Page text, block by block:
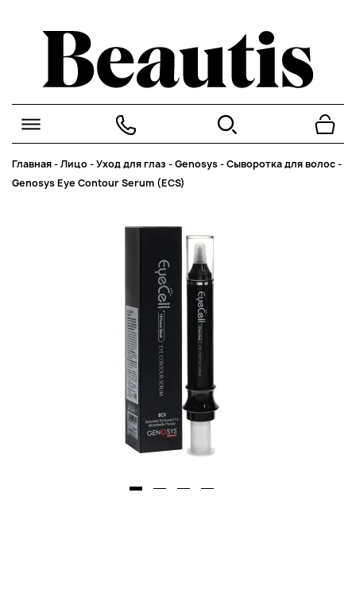
Главная-Лицо-Уход для глаз -Genosys-Сыворотка для волос-
Genosys Eye Contour Serum (ECS)